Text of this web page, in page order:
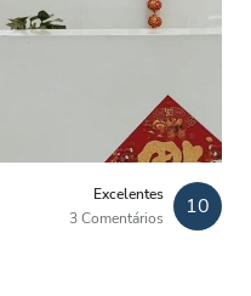
Excelentes
3 Comentários
10